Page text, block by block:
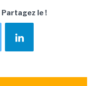
Partagez le !